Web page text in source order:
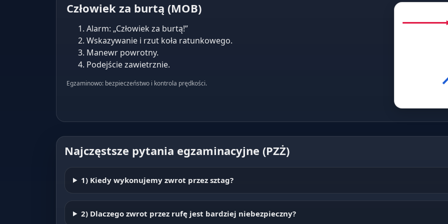
Człowiek za burtą (MOB)
Alarm: „Człowiek za burtą!”
Wskazywanie i rzut koła ratunkowego.
Manewr powrotny.
Podejście zawietrznie.
Egzaminowo: bezpieczeństwo i kontrola prędkości.
Najczęstsze pytania egzaminacyjne (PZŻ)
1) Kiedy wykonujemy zwrot przez sztag?
2) Dlaczego zwrot przez rufę jest bardziej niebezpieczny?